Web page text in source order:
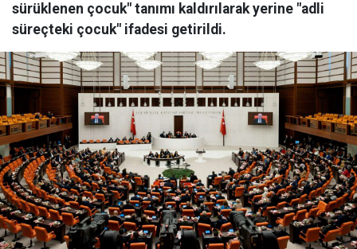
sürüklenen çocuk" tanımı kaldırılarak yerine "adli
süreçteki çocuk" ifadesi getirildi.